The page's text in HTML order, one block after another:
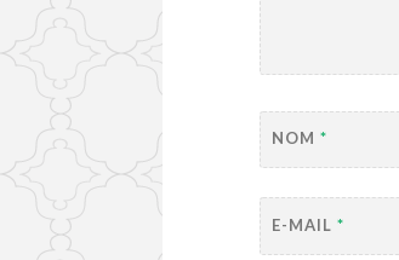
NOM*
E-MAIL*